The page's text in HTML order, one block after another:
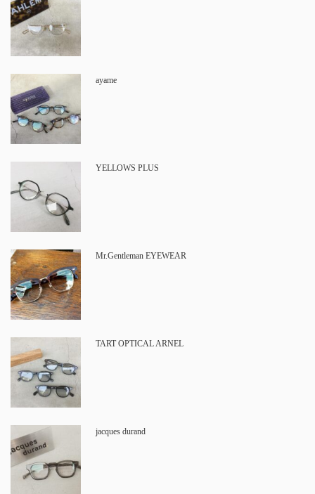
ayame
YELLOWS PLUS
Mr.Gentleman EYEWEAR
TART OPTICAL ARNEL
jacques durand